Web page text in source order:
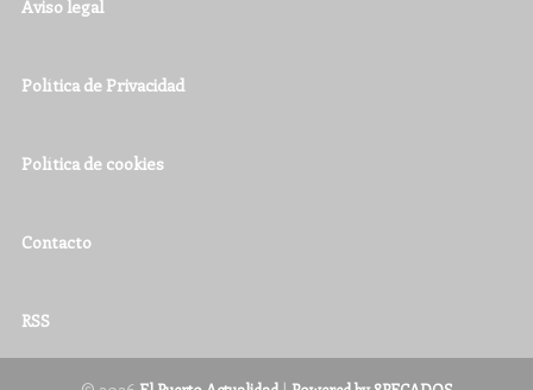
Aviso legal
Política de Privacidad
Política de cookies
Contacto
RSS